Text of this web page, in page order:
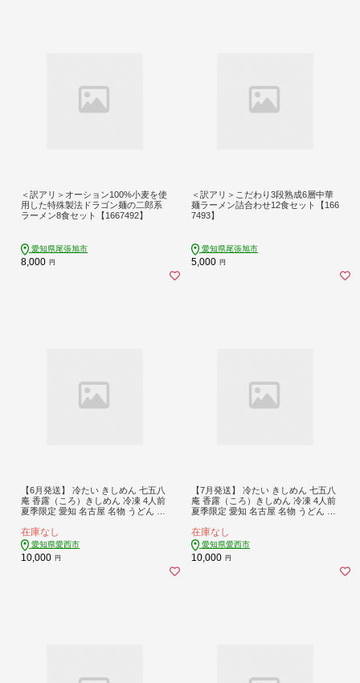
＜訳アリ＞オーション100%小麦を使
用した特殊製法ドラゴン麺の二郎系
ラーメン8食セット【1667492】
愛知県尾張旭市
8,000 円
＜訳アリ＞こだわり3段熟成6層中華
麺ラーメン詰合わせ12食セット【166
7493】
愛知県尾張旭市
5,000 円
【6月発送】 冷たい きしめん 七五八
庵 香露（ころ）きしめん 冷凍 4人前
夏季限定 愛知 名古屋 名物 うどん 平
冷麺 冷凍食品 お取り寄せ きしめん
愛知県 名古屋名物 愛西市 / アロマ・
フーヅ [AEAP003-06]
在庫なし
愛知県愛西市
10,000 円
【7月発送】 冷たい きしめん 七五八
庵 香露（ころ）きしめん 冷凍 4人前
夏季限定 愛知 名古屋 名物 うどん 平
冷麺 冷凍食品 お取り寄せ きしめん
愛知県 名古屋名物 愛西市 / アロマ・
フーヅ [AEAP003-07]
在庫なし
愛知県愛西市
10,000 円